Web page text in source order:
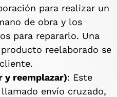
para realizar un
de obra y los
para repararlo. Una
reelaborado se
y reemplazar): Este
envío cruzado,